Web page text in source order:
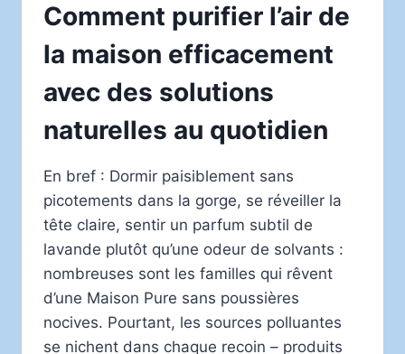
Comment purifier l’air de
la maison efficacement
avec des solutions
naturelles au quotidien
En bref : Dormir paisiblement sans
picotements dans la gorge, se réveiller la
tête claire, sentir un parfum subtil de
lavande plutôt qu’une odeur de solvants :
nombreuses sont les familles qui rêvent
d’une Maison Pure sans poussières
nocives. Pourtant, les sources polluantes
se nichent dans chaque recoin – produits